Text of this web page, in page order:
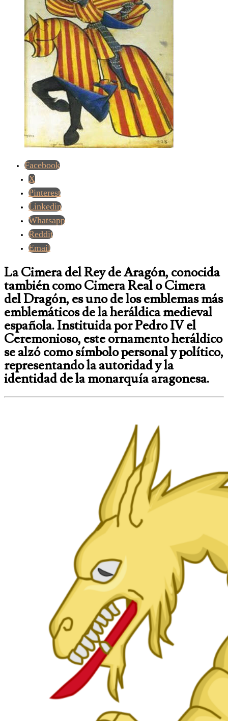
Facebook
X
Pinterest
Linkedin
Whatsapp
Reddit
Email
LaCimera del Rey de Aragón, conocida
también comoCimera RealoCimera
del Dragón, es uno de los emblemas más
emblemáticos de la heráldica medieval
española. Instituida por Pedro IV el
Ceremonioso, este ornamento heráldico
se alzó como símbolo personal y político,
representando la autoridad y la
identidad de la monarquía aragonesa.